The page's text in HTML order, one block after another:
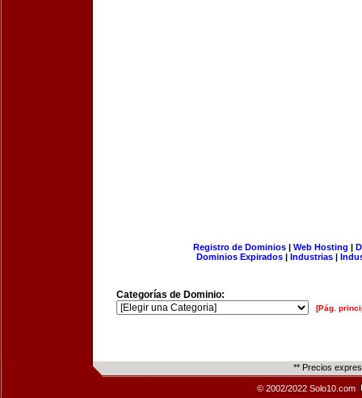
Registro de Dominios| Web Hosting |
Dominios Expirados | Industrias |
Categorías de Dominio:
[Pág.
** Precios
© 2002/2022 Solo10.com